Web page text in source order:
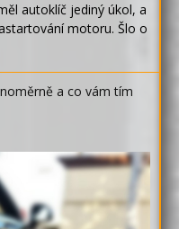
autoklíč jediný úkol, a
motoru. Šlo o
a co vám tím